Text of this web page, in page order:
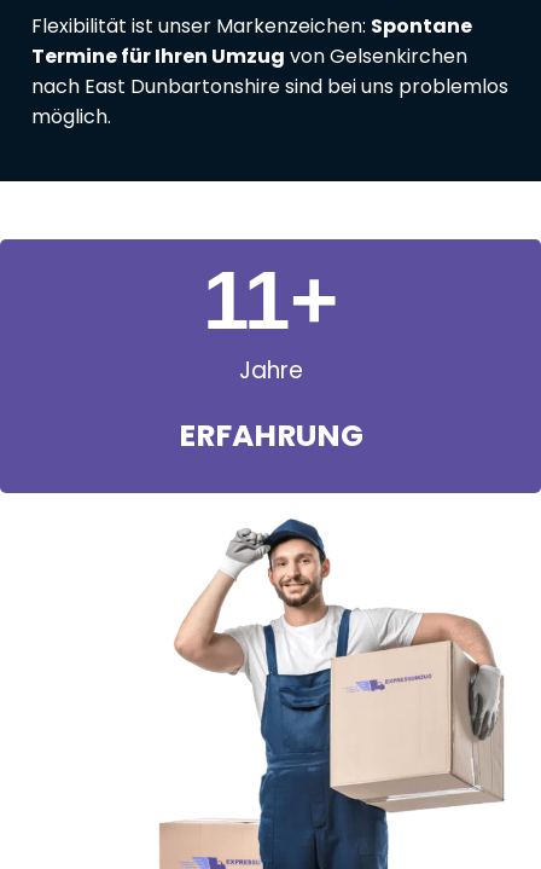
Flexibilität ist unser Markenzeichen: Spontane
Termine für Ihren Umzug von Gelsenkirchen
nach East Dunbartonshire sind bei uns problemlos
möglich.
Jahre
ERFAHRUNG
11+